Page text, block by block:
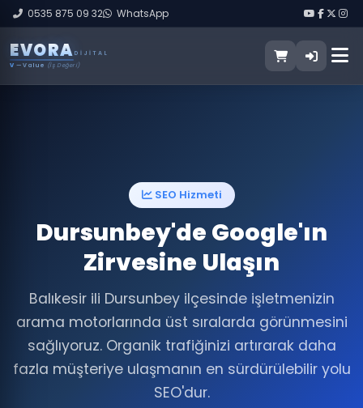
0535 875 09 32 WhatsApp
EVORA DIJITAL
V — Value (İş Değeri)
SEO Hizmeti
Dursunbey'de Google'ın
Zirvesine Ulaşın
Balıkesir ili Dursunbey ilçesinde işletmenizin
arama motorlarında üst sıralarda görünmesini
sağlıyoruz. Organik trafiğinizi artırarak daha
fazla müşteriye ulaşmanın en sürdürülebilir yolu
SEO'dur.